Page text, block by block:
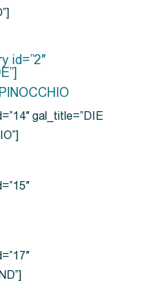
id=”2″
gal_title=”DIE